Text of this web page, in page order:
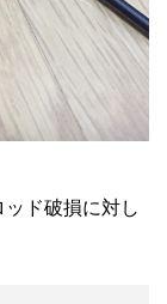
ド破損に対し